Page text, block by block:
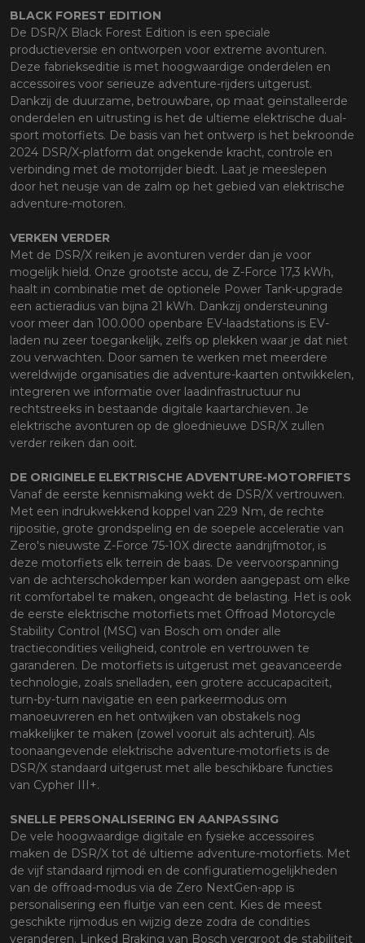
BLACK FOREST EDITION
De DSR/X Black Forest Edition is een speciale
productieversie en ontworpen voor extreme avonturen.
Deze fabriekseditie is met hoogwaardige onderdelen en
accessoires voor serieuze adventure-rijders uitgerust.
Dankzij de duurzame, betrouwbare, op maat geïnstalleerde
onderdelen en uitrusting is het de ultieme elektrische dual-
sport motorfiets. De basis van het ontwerp is het bekroonde
2024 DSR/X-platform dat ongekende kracht, controle en
verbinding met de motorrijder biedt. Laat je meeslepen
door het neusje van de zalm op het gebied van elektrische
adventure-motoren.
VERKEN VERDER
Met de DSR/X reiken je avonturen verder dan je voor
mogelijk hield. Onze grootste accu, de Z-Force 17,3 kWh,
haalt in combinatie met de optionele Power Tank-upgrade
een actieradius van bijna 21 kWh. Dankzij ondersteuning
voor meer dan 100.000 openbare EV-laadstations is EV-
laden nu zeer toegankelijk, zelfs op plekken waar je dat niet
zou verwachten. Door samen te werken met meerdere
wereldwijde organisaties die adventure-kaarten ontwikkelen,
integreren we informatie over laadinfrastructuur nu
rechtstreeks in bestaande digitale kaartarchieven. Je
elektrische avonturen op de gloednieuwe DSR/X zullen
verder reiken dan ooit.
DE ORIGINELE ELEKTRISCHE ADVENTURE-MOTORFIETS
Vanaf de eerste kennismaking wekt de DSR/X vertrouwen.
Met een indrukwekkend koppel van 229 Nm, de rechte
rijpositie, grote grondspeling en de soepele acceleratie van
Zero's nieuwste Z-Force 75-10X directe aandrijfmotor, is
deze motorfiets elk terrein de baas. De veervoorspanning
van de achterschokdemper kan worden aangepast om elke
rit comfortabel te maken, ongeacht de belasting. Het is ook
de eerste elektrische motorfiets met Offroad Motorcycle
Stability Control (MSC) van Bosch om onder alle
tractiecondities veiligheid, controle en vertrouwen te
garanderen. De motorfiets is uitgerust met geavanceerde
technologie, zoals snelladen, een grotere accucapaciteit,
turn-by-turn navigatie en een parkeermodus om
manoeuvreren en het ontwijken van obstakels nog
makkelijker te maken (zowel vooruit als achteruit). Als
toonaangevende elektrische adventure-motorfiets is de
DSR/X standaard uitgerust met alle beschikbare functies
van Cypher III+.
SNELLE PERSONALISERING EN AANPASSING
De vele hoogwaardige digitale en fysieke accessoires
maken de DSR/X tot dé ultieme adventure-motorfiets. Met
de vijf standaard rijmodi en de configuratiemogelijkheden
van de offroad-modus via de Zero NextGen-app is
personalisering een fluitje van een cent. Kies de meest
geschikte rijmodus en wijzig deze zodra de condities
veranderen. Linked Braking van Bosch vergroot de stabiliteit